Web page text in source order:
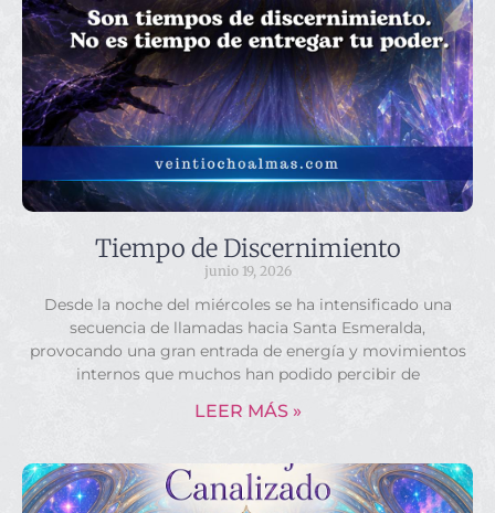
Tiempo de Discernimiento
junio 19, 2026
Desde la noche del miércoles se ha intensificado una
secuencia de llamadas hacia Santa Esmeralda,
provocando una gran entrada de energía y movimientos
internos que muchos han podido percibir de
LEER MÁS »